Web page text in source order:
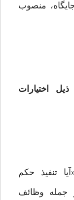
منصوب
اختیارات
تنفیذ حکم
جمله وظائف